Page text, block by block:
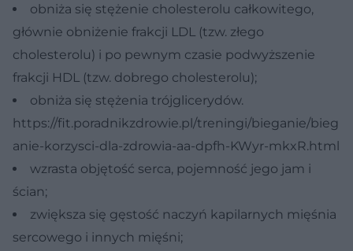
obniża się stężenie cholesterolu całkowitego,
głównie obniżenie frakcji LDL (tzw. złego
cholesterolu) i po pewnym czasie podwyższenie
frakcji HDL (tzw. dobrego cholesterolu);
obniża się stężenia trójglicerydów.
https://fit.poradnikzdrowie.pl/treningi/bieganie/bieg
anie-korzysci-dla-zdrowia-aa-dpfh-KWyr-mkxR.html
wzrasta objętość serca, pojemność jego jam i
ścian;
zwiększa się gęstość naczyń kapilarnych mięśnia
sercowego i innych mięśni;